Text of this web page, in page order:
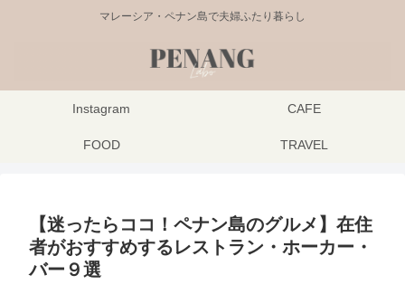
マレーシア・ペナン島で夫婦ふたり暮らし
Instagram CAFE
FOOD TRAVEL
【迷ったらココ！ペナン島のグルメ】在住
者がおすすめするレストラン・ホーカー・
バー９選